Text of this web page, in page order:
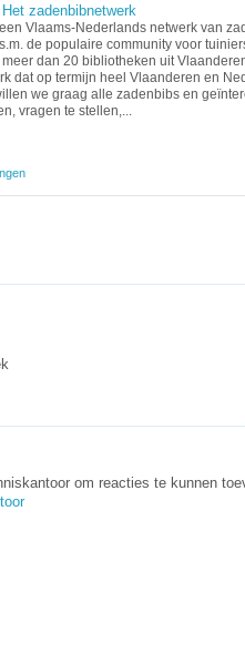
Het zadenbibnetwerk
Vlaams-Nederlands netwerk van
de populaire community voor
dan 20 bibliotheken uit
dat op termijn heel Vlaanderen en
we graag alle zadenbibs en
vragen te stellen,...
om reacties te kunnen